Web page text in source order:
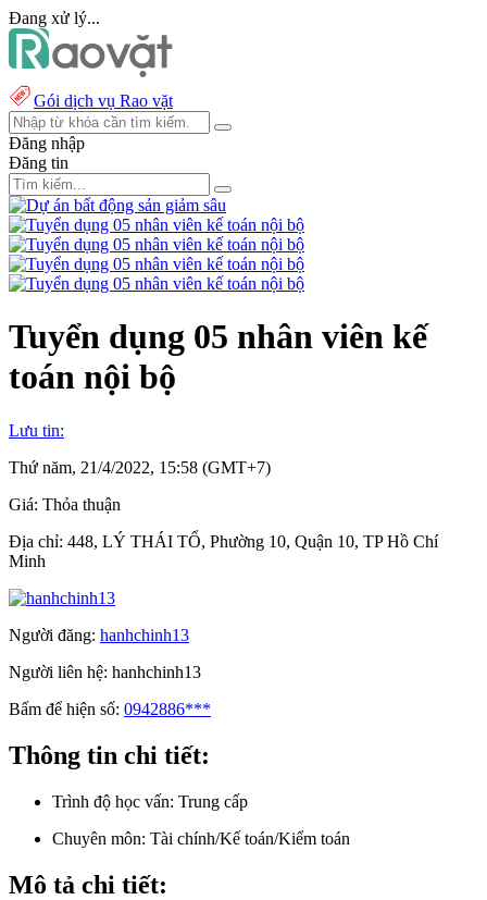
Đang xử lý...
Gói dịch vụ Rao vặt
Đăng nhập
Đăng tin
Tuyển dụng 05 nhân viên kế
toán nội bộ
Lưu tin:
Thứ năm, 21/4/2022, 15:58 (GMT+7)
Giá: Thỏa thuận
Địa chỉ: 448, LÝ THÁI TỔ, Phường 10, Quận 10, TP Hồ Chí
Minh
Người đăng: hanhchinh13
Người liên hệ: hanhchinh13
Bấm để hiện số: 0942886***
Thông tin chi tiết:
Trình độ học vấn: Trung cấp
Chuyên môn: Tài chính/Kế toán/Kiểm toán
Mô tả chi tiết: